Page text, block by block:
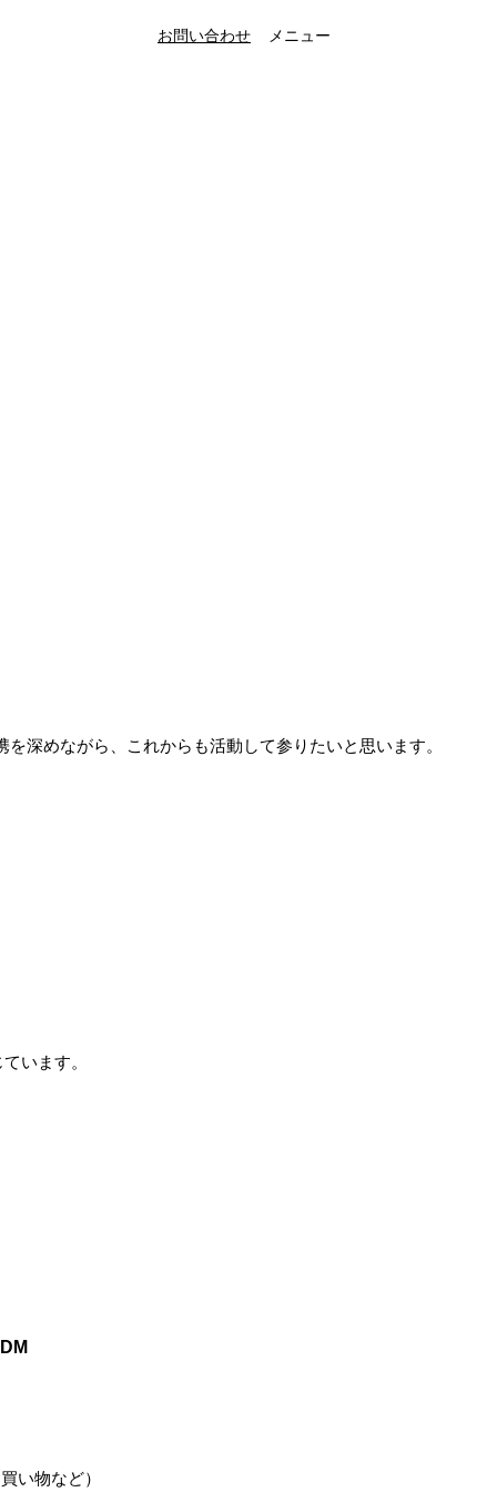
お問い合わせ メニュー
深めながら、これからも活動して参りたいと思います。
います。
い物など）